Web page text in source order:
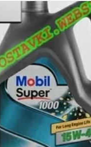
и дизельных двигателей.